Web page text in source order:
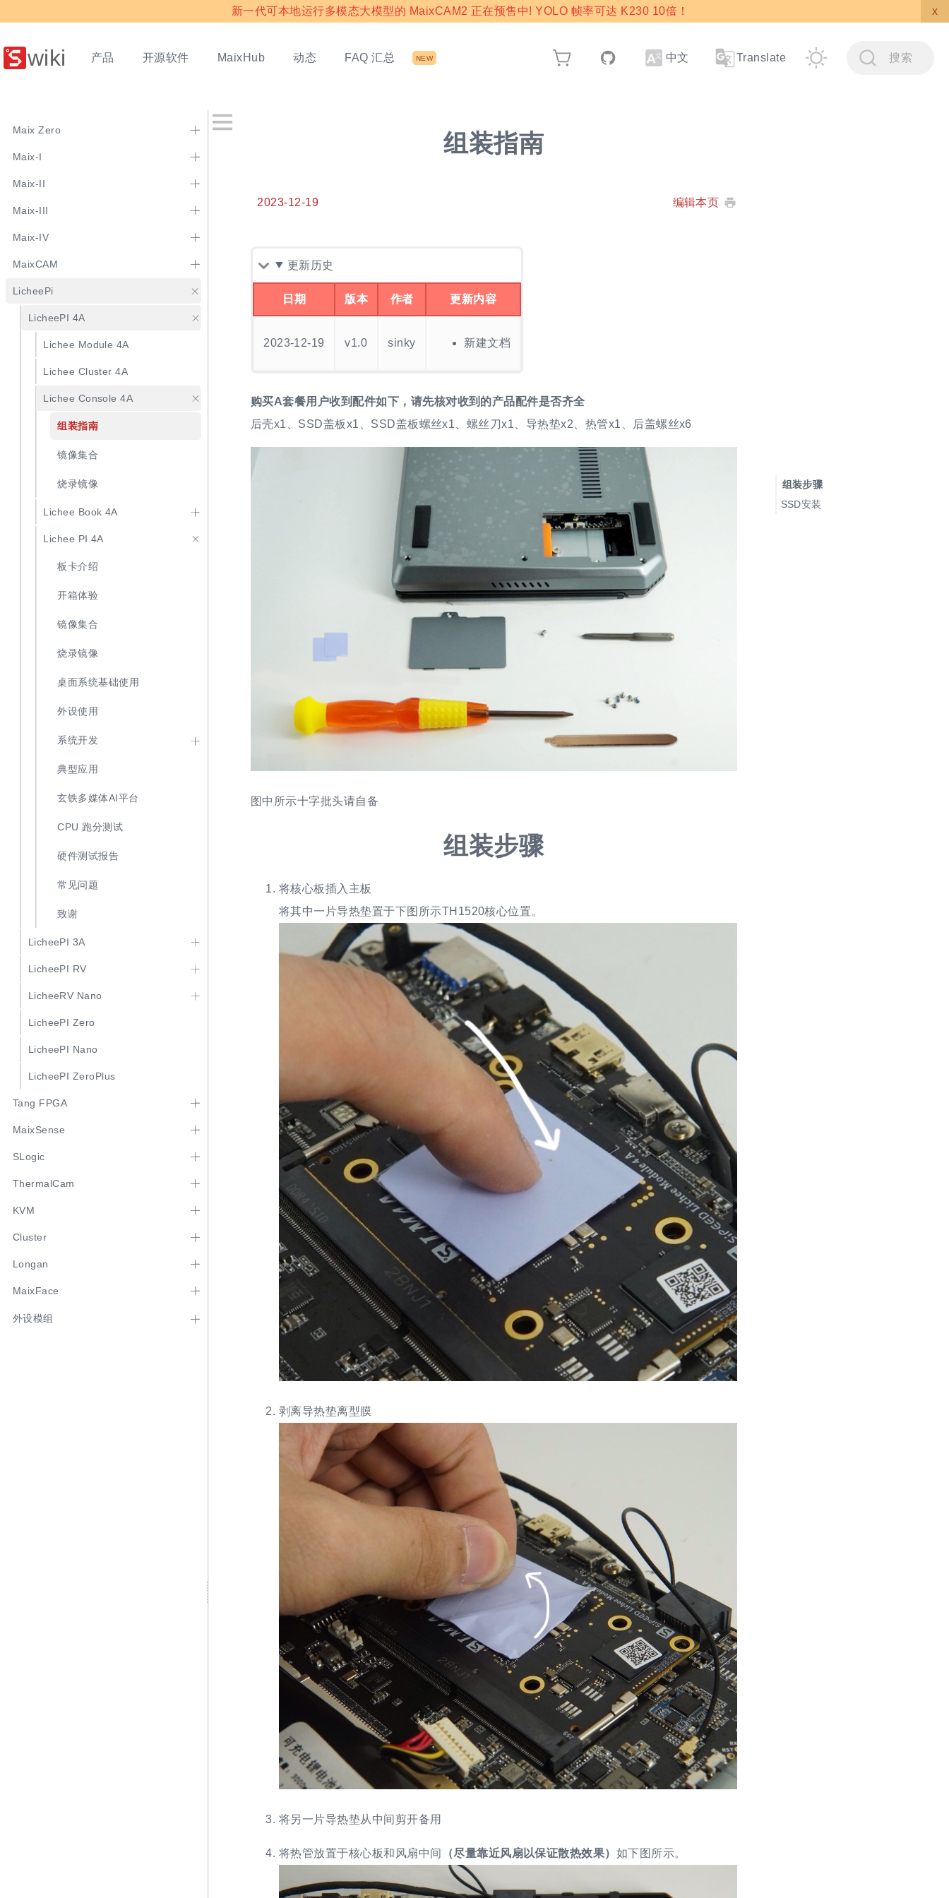
新一代可本地运行多模态大模型的 MaixCAM2 正在预售中! YOLO 帧率可达 K230 10倍！ x
wiki 产品 开源软件 MaixHub 动态 FAQ 汇总 NEW 中文 Translate 搜索
Maix Zero
Maix-I
Maix-II
Maix-III
Maix-IV
MaixCAM
LicheePi
LicheePI 4A
Lichee Module 4A
Lichee Cluster 4A
Lichee Console 4A
组装指南
镜像集合
烧录镜像
Lichee Book 4A
Lichee PI 4A
板卡介绍
开箱体验
镜像集合
烧录镜像
桌面系统基础使用
外设使用
系统开发
典型应用
玄铁多媒体AI平台
CPU 跑分测试
硬件测试报告
常见问题
致谢
LicheePI 3A
LicheePI RV
LicheeRV Nano
LicheePI Zero
LicheePI Nano
LicheePI ZeroPlus
Tang FPGA
MaixSense
SLogic
ThermalCam
KVM
Cluster
Longan
MaixFace
外设模组
组装指南
2023-12-19 编辑本页
更新历史
日期 版本 作者 更新内容
2023-12-19 v1.0 sinky 新建文档
购买A套餐用户收到配件如下，请先核对收到的产品配件是否齐全
后壳x1、SSD盖板x1、SSD盖板螺丝x1、螺丝刀x1、导热垫x2、热管x1、后盖螺丝x6
图中所示十字批头请自备
组装步骤
将核心板插入主板
将其中一片导热垫置于下图所示TH1520核心位置。
剥离导热垫离型膜
将另一片导热垫从中间剪开备用
将热管放置于核心板和风扇中间 （尽量靠近风扇以保证散热效果） 如下图所示。
组装步骤
SSD安装